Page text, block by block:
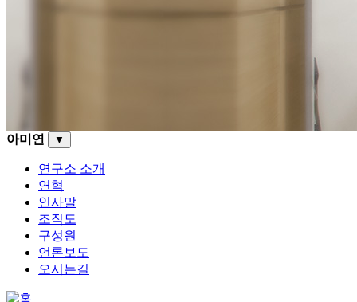
아미연 ▼
연구소 소개
연혁
인사말
조직도
구성원
언론보도
오시는길